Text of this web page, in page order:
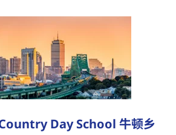
Day School 牛顿乡